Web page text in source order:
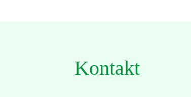
Kontakt